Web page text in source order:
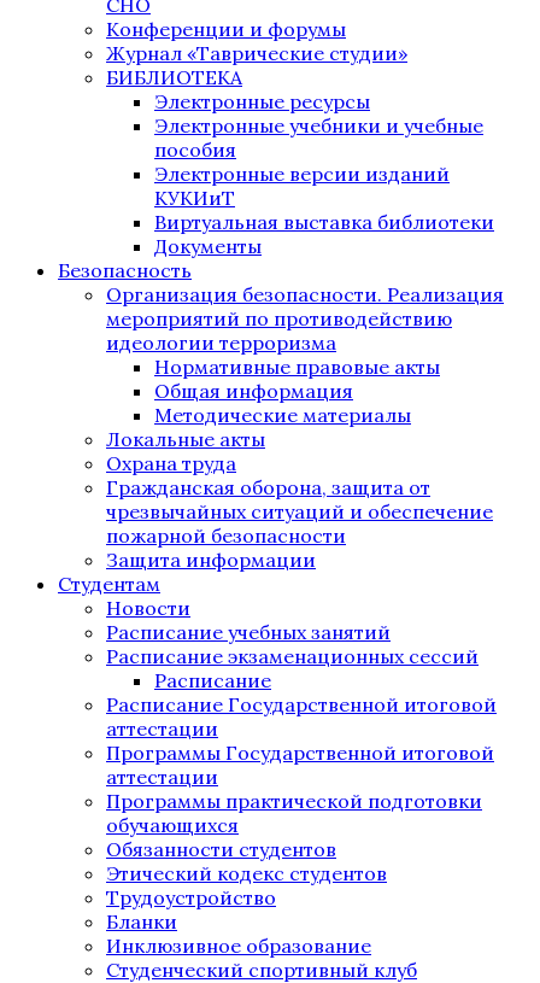
СНО
Конференции и форумы
Журнал «Таврические студии»
БИБЛИОТЕКА
Электронные ресурсы
Электронные учебники и учебные
пособия
Электронные версии изданий
КУКИиТ
Виртуальная выставка библиотеки
Документы
Безопасность
Организация безопасности. Реализация
мероприятий по противодействию
идеологии терроризма
Нормативные правовые акты
Общая информация
Методические материалы
Локальные акты
Охрана труда
Гражданская оборона, защита от
чрезвычайных ситуаций и обеспечение
пожарной безопасности
Защита информации
Студентам
Новости
Расписание учебных занятий
Расписание экзаменационных сессий
Расписание
Расписание Государственной итоговой
аттестации
Программы Государственной итоговой
аттестации
Программы практической подготовки
обучающихся
Обязанности студентов
Этический кодекс студентов
Трудоустройство
Бланки
Инклюзивное образование
Студенческий спортивный клуб